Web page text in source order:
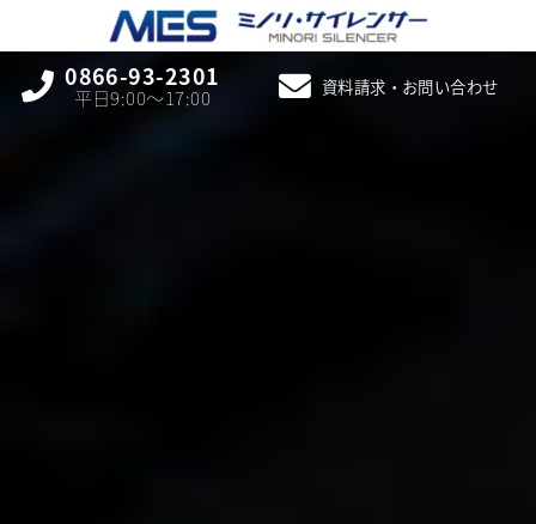
0866-93-2301
平日9:00〜17:00 資料請求・お問い合わせ